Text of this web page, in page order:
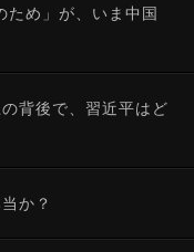
め」が、いま中国
背後で、習近平はど
か？